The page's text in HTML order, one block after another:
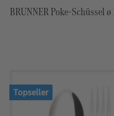
BRUNNER Poke-Schüssel ø
Topseller